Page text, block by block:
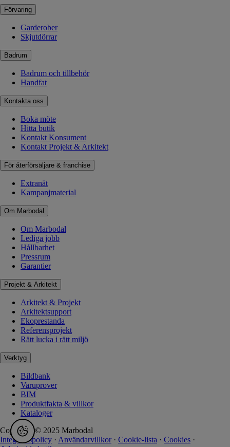
Förvaring
Garderober
Skjutdörrar
Badrum
Badrum och tillbehör
Handfat
Kontakta oss
Boka möte
Hitta butik
Kontakt Konsument
Kontakt Projekt & Arkitekt
För återförsäljare & franchise
Extranät
Kampanjmaterial
Om Marbodal
Om Marbodal
Lediga jobb
Hållbarhet
Pressrum
Garantier
Projekt & Arkitekt
Arkitekt & Projekt
Arkitektsupport
Ekoprestanda
Referensprojekt
Rätt lucka i rätt miljö
Verktyg
Bildbank
Varuprover
BIM
Produktfakta & villkor
Kataloger
Copyright © 2025 Marbodal
Integritetspolicy · Användarvillkor · Cookie-lista · Cookies ·